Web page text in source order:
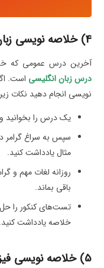
4) خلاصه نویسی زبان انگلیسی برای کنکور
آخرین درس عمومی که
درس زبان انگلیسی است.
نویسی انجام دهید نکات
یک درس را بخوانید
سپس به سراغ گرامر
مثال یادداشت کنید.
روزانه لغات مهم و
باقی بماند.
تست‌های کنکور را حل
خلاصه یادداشت کنید.
5) خلاصه نویسی فیزیک